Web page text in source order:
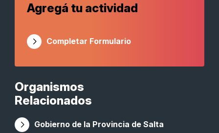
Organismos
Relacionados
Gobierno de la Provincia de Salta
Agregá tu actividad
Completar Formulario